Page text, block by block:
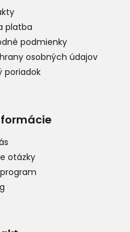
platba
podmienky
osobných údajov
poriadok
otázky